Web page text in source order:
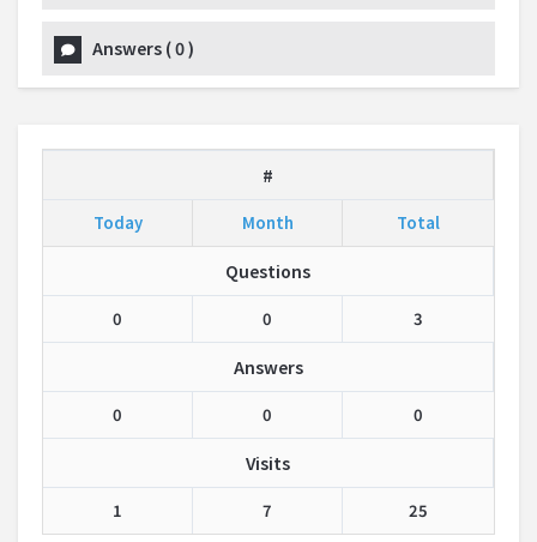
Answers (0)
#
Today Month Total
Questions
0 0 3
Answers
0 0 0
Visits
1 7 25